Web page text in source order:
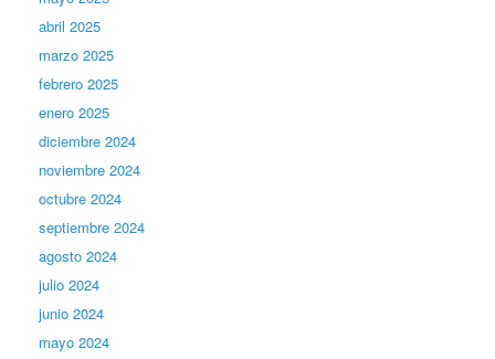
abril 2025
marzo 2025
febrero 2025
enero 2025
diciembre 2024
noviembre 2024
octubre 2024
septiembre 2024
agosto 2024
julio 2024
junio 2024
mayo 2024